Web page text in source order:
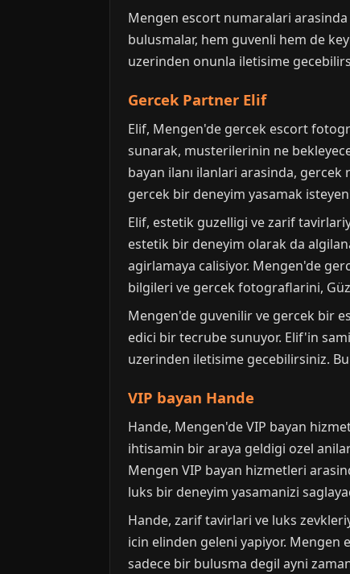
Mengen escort numaralari
bulusmalar, hem guvenli hem de
uzerinden onunla iletisime
Gercek Partner Elif
Elif, Mengen'de gercek escort
sunarak, musterilerinin ne
bayan ilanı ilanlari arasinda,
gercek bir deneyim yasamak
Elif, estetik guzelligi ve zarif
estetik bir deneyim olarak da
agirlamaya calisiyor. Mengen'de
bilgileri ve gercek fotograflarini,
Mengen'de guvenilir ve gercek bir
edici bir tecrube sunuyor. Elif'in
uzerinden iletisime gecebilirsiniz.
VIP bayan Hande
Hande, Mengen'de VIP bayan
ihtisamin bir araya geldigi ozel
Mengen VIP bayan hizmetleri
luks bir deneyim yasamanizi
Hande, zarif tavirlari ve luks
icin elinden geleni yapiyor.
sadece bir bulusma degil ayni